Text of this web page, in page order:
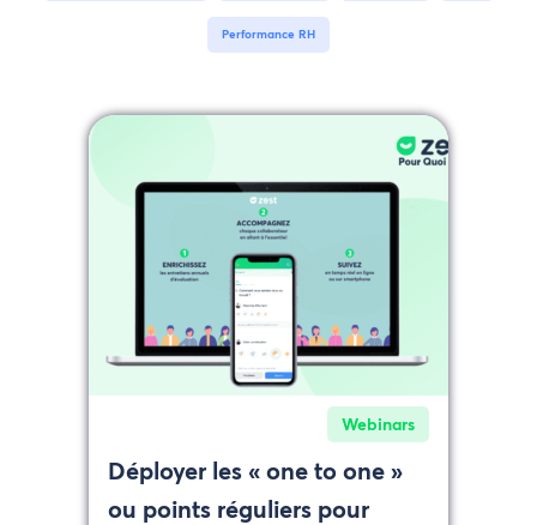
Performance RH
Webinars
Déployer les « one to one »
ou points réguliers pour